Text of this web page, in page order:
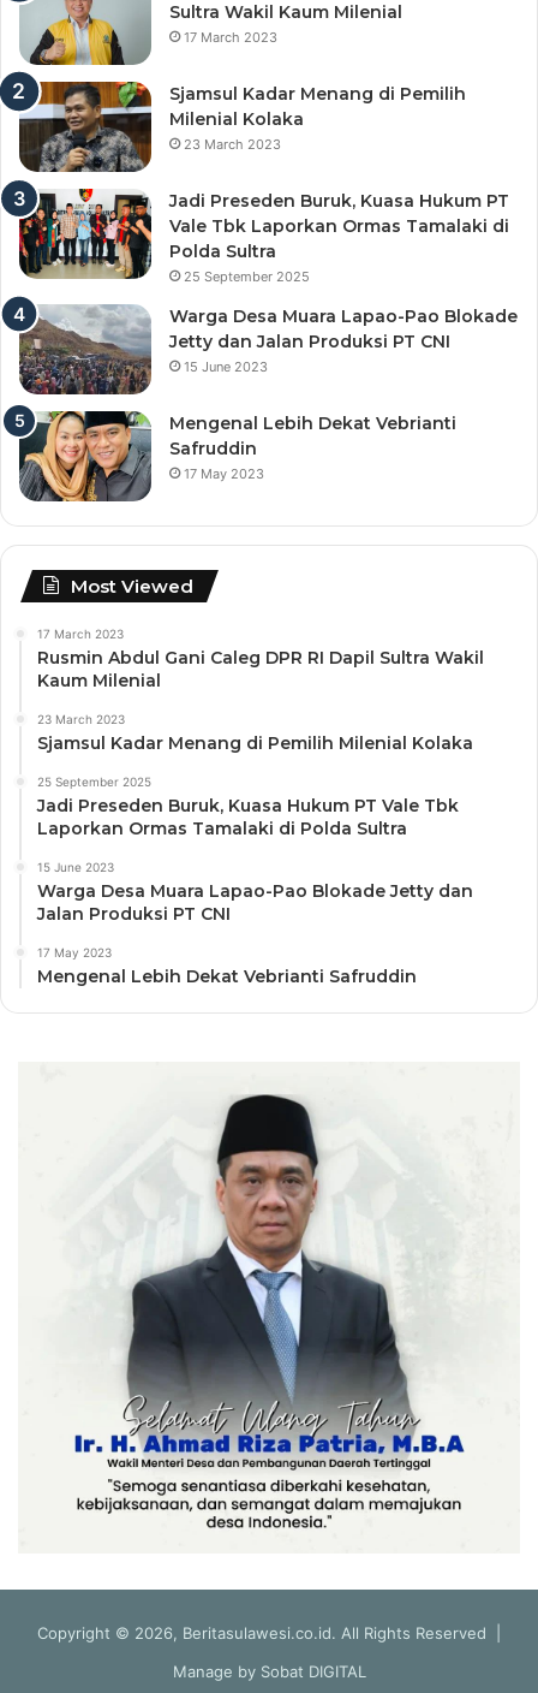
Sultra Wakil Kaum Milenial
17 March 2023
Sjamsul Kadar Menang di Pemilih
Milenial Kolaka
23 March 2023
Jadi Preseden Buruk, Kuasa Hukum PT
Vale Tbk Laporkan Ormas Tamalaki di
Polda Sultra
25 September 2025
Warga Desa Muara Lapao-Pao Blokade
Jetty dan Jalan Produksi PT CNI
15 June 2023
Mengenal Lebih Dekat Vebrianti
Safruddin
17 May 2023
Most Viewed
17 March 2023
Rusmin Abdul Gani Caleg DPR RI Dapil Sultra Wakil
Kaum Milenial
23 March 2023
Sjamsul Kadar Menang di Pemilih Milenial Kolaka
25 September 2025
Jadi Preseden Buruk, Kuasa Hukum PT Vale Tbk
Laporkan Ormas Tamalaki di Polda Sultra
15 June 2023
Warga Desa Muara Lapao-Pao Blokade Jetty dan
Jalan Produksi PT CNI
17 May 2023
Mengenal Lebih Dekat Vebrianti Safruddin
Copyright © 2026, Beritasulawesi.co.id. All Rights Reserved |
Manage by Sobat DIGITAL